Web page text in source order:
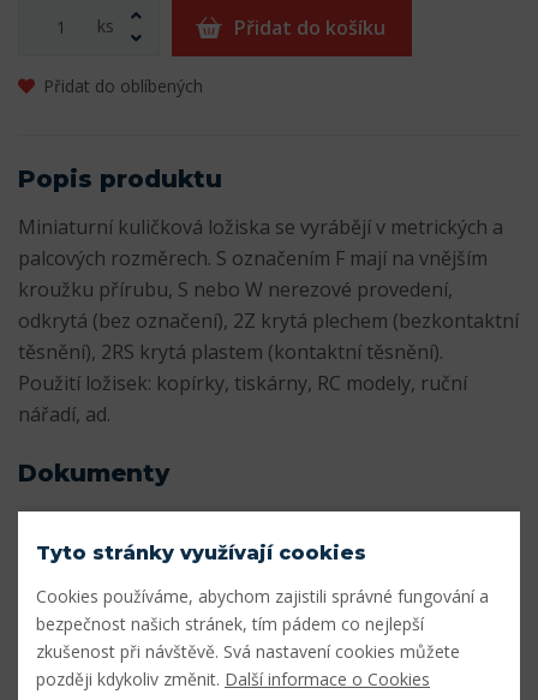
ks Přidat do košíku
Přidat do oblíbených
Popis produktu
Miniaturní kuličková ložiska se vyrábějí v metrických a
palcových rozměrech. S označením F mají na vnějším
kroužku přírubu, S nebo W nerezové provedení,
odkrytá (bez označení), 2Z krytá plechem (bezkontaktní
těsnění), 2RS krytá plastem (kontaktní těsnění).
Použití ložisek: kopírky, tiskárny, RC modely, ruční
nářadí, ad.
Dokumenty
Parametry
Vnitřní průměr (mm)
Tyto stránky využívají cookies
Cookies používáme, abychom zajistili správné fungování a
bezpečnost našich stránek, tím pádem co nejlepší
zkušenost při návštěvě. Svá nastavení cookies můžete
později kdykoliv změnit. Další informace o Cookies